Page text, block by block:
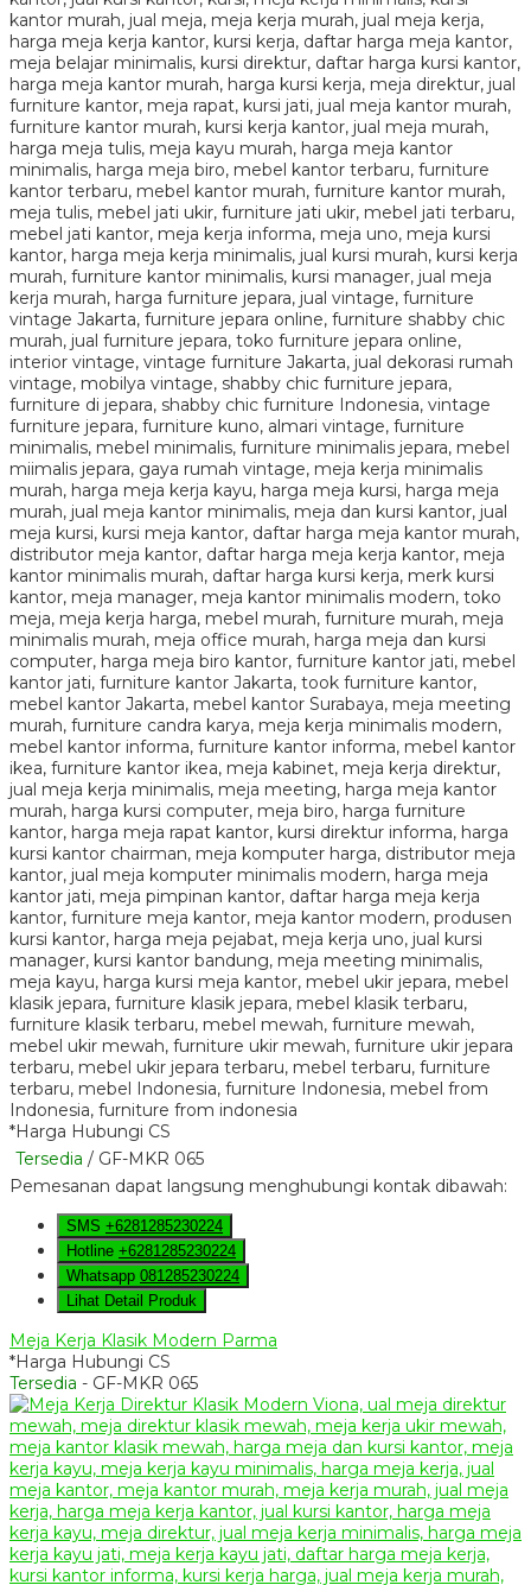
*Harga Hubungi CS
Tersedia / GF-MKR 065
Pemesanan dapat langsung menghubungi kontak dibawah:
SMS +6281285230224
Hotline +6281285230224
Whatsapp 081285230224
Lihat Detail Produk
Meja Kerja Klasik Modern Parma
*Harga Hubungi CS
Tersedia - GF-MKR 065